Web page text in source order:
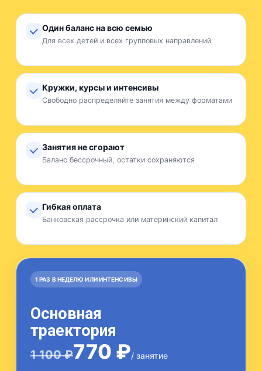
Один баланс на всю семью
Для всех детей и всех групповых направлений
Кружки, курсы и интенсивы
Свободно распределяйте занятия между форматами
Занятия не сгорают
Баланс бессрочный, остатки сохраняются
Гибкая оплата
Банковская рассрочка или материнский капитал
1 РАЗ В НЕДЕЛЮ ИЛИ ИНТЕНСИВЫ
Основная
траектория
1 100 ₽770 ₽/ занятие